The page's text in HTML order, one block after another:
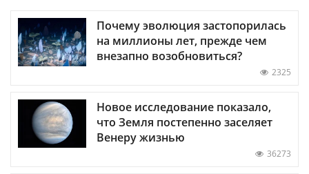
Почему эволюция застопорилась
на миллионы лет, прежде чем
внезапно возобновиться?
2325
Новое исследование показало,
что Земля постепенно заселяет
Венеру жизнью
36273